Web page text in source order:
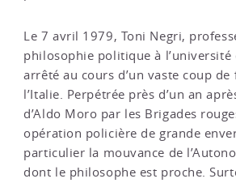
Le 7 avril 1979, Toni Negri,
philosophie politique à l’université
arrêté au cours d’un vaste coup
l’Italie. Perpétrée près d’un an
d’Aldo Moro par les Brigades
opération policière de grande
particulier la mouvance de
dont le philosophe est proche.